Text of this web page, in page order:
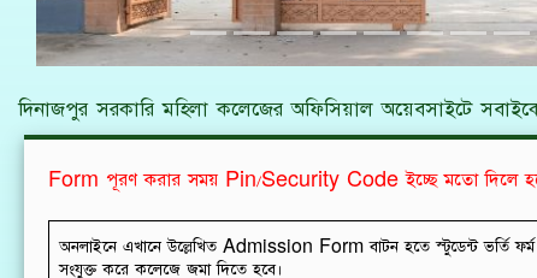
দিনাজপুর সরকারি মহিলা কলেজের অফিসিয়াল অয়েবসাইটে
Form পূরণ করার সময় Pin/Security Code ইচ্ছে মতো দিলে
অনলাইনে এখানে উল্লেখিত Admission Form বাটন হতে স্টুডেন্ট ভর্তি ফর্ম
সংযুক্ত করে কলেজে জমা দিতে হবে।